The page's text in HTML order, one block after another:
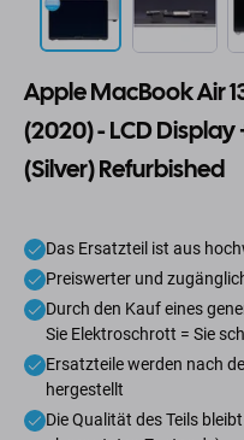
Apple MacBook Air
(2020) - LCD
(Silver) Refurbished
Das Ersatzteil ist aus
Preiswerter und
Durch den Kauf eines
Sie Elektroschrott = Sie
Ersatzteile werden nach
hergestellt
Die Qualität des Teils